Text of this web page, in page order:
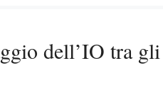
dell’IO tra